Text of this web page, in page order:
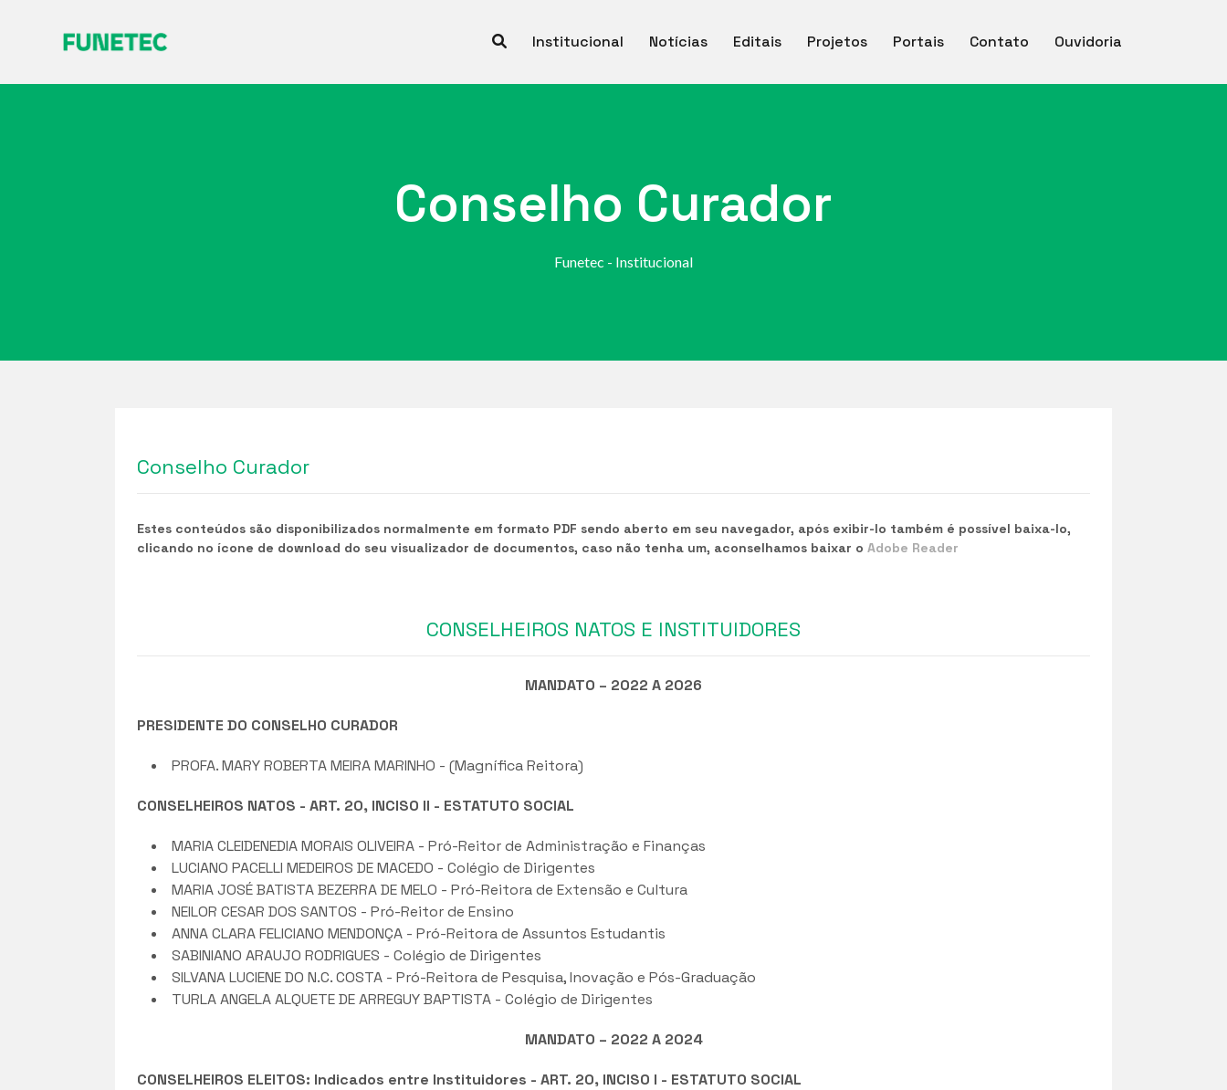
Institucional Notícias Editais Projetos Portais Contato Ouvidoria
Conselho Curador
Funetec - Institucional
Conselho Curador
Estes conteúdos são disponibilizados normalmente em formato PDF sendo aberto em seu navegador, após exibir-lo também é possível baixa-lo,
clicando no ícone de download do seu visualizador de documentos, caso não tenha um, aconselhamos baixar o Adobe Reader
CONSELHEIROS NATOS E INSTITUIDORES
MANDATO – 2022 A 2026
PRESIDENTE DO CONSELHO CURADOR
PROFA. MARY ROBERTA MEIRA MARINHO - (Magnífica Reitora)
CONSELHEIROS NATOS - ART. 20, INCISO II - ESTATUTO SOCIAL
MARIA CLEIDENEDIA MORAIS OLIVEIRA - Pró-Reitor de Administração e Finanças
LUCIANO PACELLI MEDEIROS DE MACEDO - Colégio de Dirigentes
MARIA JOSÉ BATISTA BEZERRA DE MELO - Pró-Reitora de Extensão e Cultura
NEILOR CESAR DOS SANTOS - Pró-Reitor de Ensino
ANNA CLARA FELICIANO MENDONÇA - Pró-Reitora de Assuntos Estudantis
SABINIANO ARAUJO RODRIGUES - Colégio de Dirigentes
SILVANA LUCIENE DO N.C. COSTA - Pró-Reitora de Pesquisa, Inovação e Pós-Graduação
TURLA ANGELA ALQUETE DE ARREGUY BAPTISTA - Colégio de Dirigentes
MANDATO – 2022 A 2024
CONSELHEIROS ELEITOS: Indicados entre Instituidores - ART. 20, INCISO I - ESTATUTO SOCIAL